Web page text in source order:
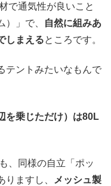
で通気性が良いこと
」で、
自然に組みあ
しまえるところです。
テントみたいなもんで
を乗じただけ）は80L
、同様の自立「ポッ
ますし、
メッシュ製